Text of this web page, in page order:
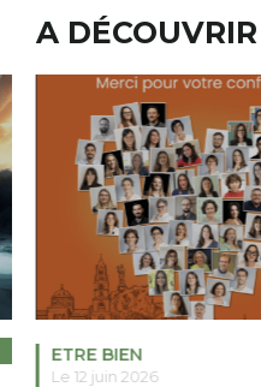
A DÉCOUVRIR
ETRE BIEN
Le 12 juin 2026